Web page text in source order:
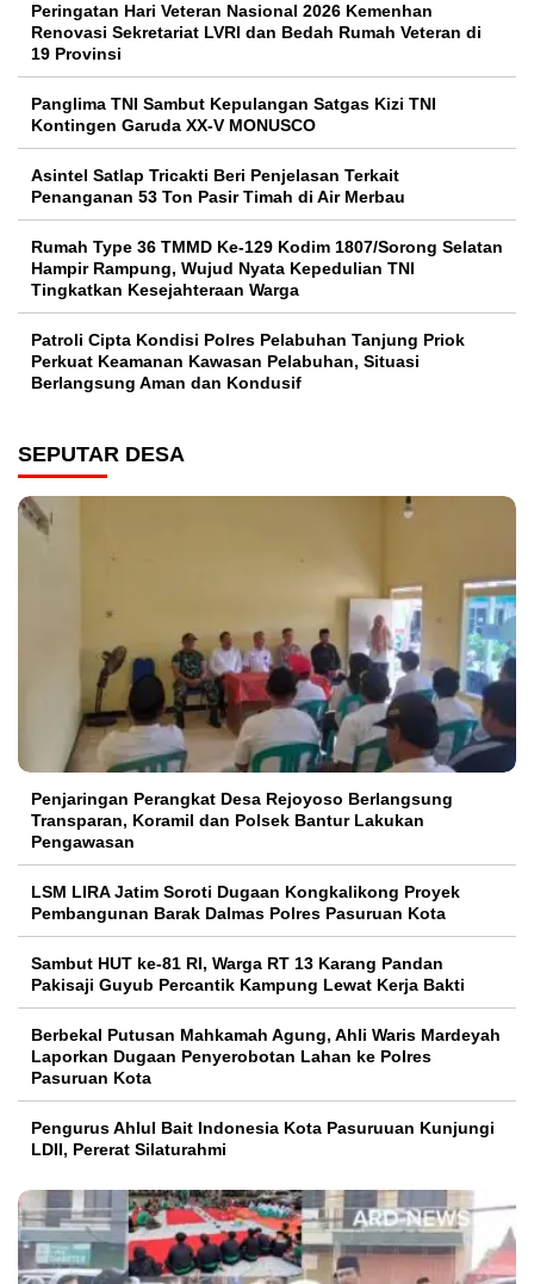
Peringatan Hari Veteran Nasional 2026 Kemenhan
Renovasi Sekretariat LVRI dan Bedah Rumah Veteran di
19 Provinsi
Panglima TNI Sambut Kepulangan Satgas Kizi TNI
Kontingen Garuda XX-V MONUSCO
Asintel Satlap Tricakti Beri Penjelasan Terkait
Penanganan 53 Ton Pasir Timah di Air Merbau
Rumah Type 36 TMMD Ke-129 Kodim 1807/Sorong Selatan
Hampir Rampung, Wujud Nyata Kepedulian TNI
Tingkatkan Kesejahteraan Warga
Patroli Cipta Kondisi Polres Pelabuhan Tanjung Priok
Perkuat Keamanan Kawasan Pelabuhan, Situasi
Berlangsung Aman dan Kondusif
SEPUTAR DESA
Penjaringan Perangkat Desa Rejoyoso Berlangsung
Transparan, Koramil dan Polsek Bantur Lakukan
Pengawasan
LSM LIRA Jatim Soroti Dugaan Kongkalikong Proyek
Pembangunan Barak Dalmas Polres Pasuruan Kota
Sambut HUT ke-81 RI, Warga RT 13 Karang Pandan
Pakisaji Guyub Percantik Kampung Lewat Kerja Bakti
Berbekal Putusan Mahkamah Agung, Ahli Waris Mardeyah
Laporkan Dugaan Penyerobotan Lahan ke Polres
Pasuruan Kota
Pengurus Ahlul Bait Indonesia Kota Pasuruuan Kunjungi
LDII, Pererat Silaturahmi